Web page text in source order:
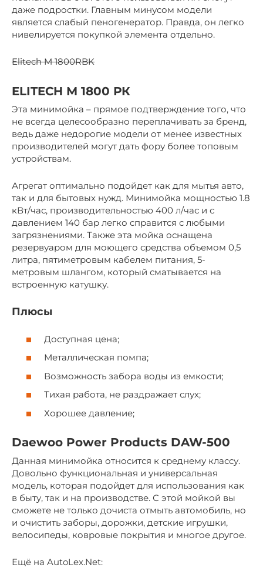
даже подростки. Главным минусом модели
является слабый пеногенератор. Правда, он легко
нивелируется покупкой элемента отдельно.
Elitech M 1800RBK
ELITECH М 1800 РК
Эта минимойка – прямое подтверждение того, что
не всегда целесообразно переплачивать за бренд,
ведь даже недорогие модели от менее известных
производителей могут дать фору более топовым
устройствам.
Агрегат оптимально подойдет как для мытья авто,
так и для бытовых нужд. Минимойка мощностью 1.8
кВт/час, производительностью 400 л/час и с
давлением 140 бар легко справится с любыми
загрязнениями. Также эта мойка оснащена
резервуаром для моющего средства объемом 0,5
литра, пятиметровым кабелем питания, 5-
метровым шлангом, который сматывается на
встроенную катушку.
Плюсы
Доступная цена;
Металлическая помпа;
Возможность забора воды из емкости;
Тихая работа, не раздражает слух;
Хорошее давление;
Daewoo Power Products DAW-500
Данная минимойка относится к среднему классу.
Довольно функциональная и универсальная
модель, которая подойдет для использования как
в быту, так и на производстве. С этой мойкой вы
сможете не только дочиста отмыть автомобиль, но
и очистить заборы, дорожки, детские игрушки,
велосипеды, ковровые покрытия и многое другое.
Ещё на AutoLex.Net: